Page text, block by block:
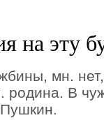
на эту
мн.
родина. В